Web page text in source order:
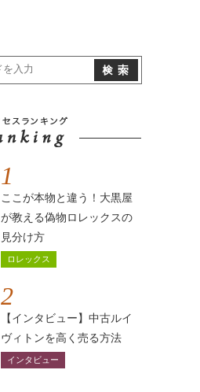
1
ここが本物と違う！大黒屋
が教える偽物ロレックスの
見分け方
ロレックス
2
【インタビュー】中古ルイ
ヴィトンを高く売る方法
インタビュー